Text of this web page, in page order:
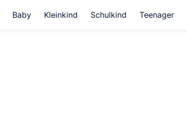
Baby Kleinkind Schulkind Teenager